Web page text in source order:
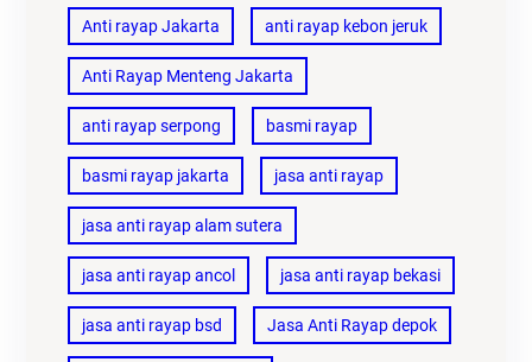
Anti rayap Jakarta anti rayap kebon jeruk
Anti Rayap Menteng Jakarta
anti rayap serpong basmi rayap
basmi rayap jakarta jasa anti rayap
jasa anti rayap alam sutera
jasa anti rayap ancol jasa anti rayap bekasi
jasa anti rayap bsd Jasa Anti Rayap depok